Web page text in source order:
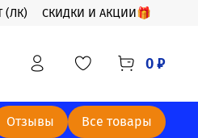
(ЛК) СКИДКИ И АКЦИИ🎁
0 ₽
Отзывы Все товары